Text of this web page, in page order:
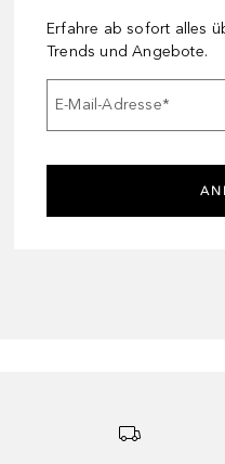
Erfahre ab sofort alles
Trends und Angebote.
E-Mail-Adresse*